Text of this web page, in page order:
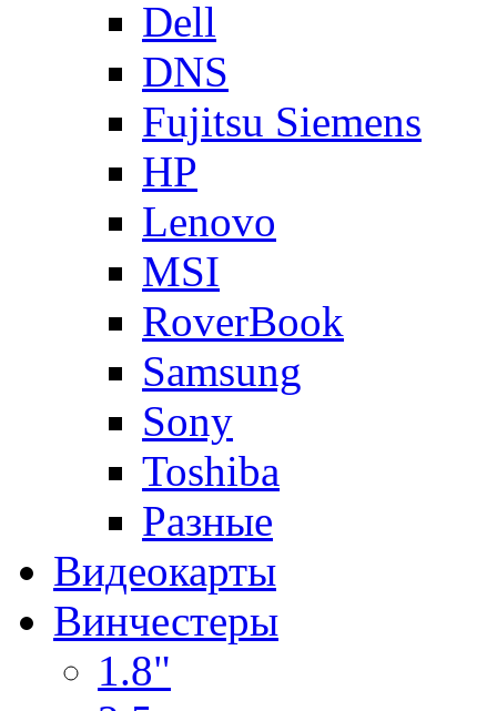
Dell
DNS
Fujitsu Siemens
HP
Lenovo
MSI
RoverBook
Samsung
Sony
Toshiba
Разные
Видеокарты
Винчестеры
1.8"